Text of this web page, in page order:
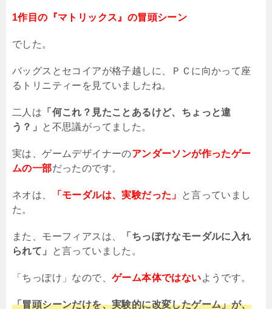
1作目の『マトリックス』の冒頭シーン
でした。
バッグスとセコイアが格子越しに、ＰＣに向かって座
るトリニティーを見ていましたね。
二人は 「何これ？見たことあるけど、ちょっと違
う？」
と不思議がってました。
実は、ゲームデザイナーのアンダーソンが作ったゲー
ムの一部だったのです。
ネオは、 「モーダルは、実験だった」
と言っていまし
た。
また、モーフィアスは、
「ちっぽけなモーダルに入れ
られて」
と言っていました。
「ちっぽけ」なので、 ゲーム本体ではないようです。
「冒頭シーンだけを、実験的に改変したゲーム」が、